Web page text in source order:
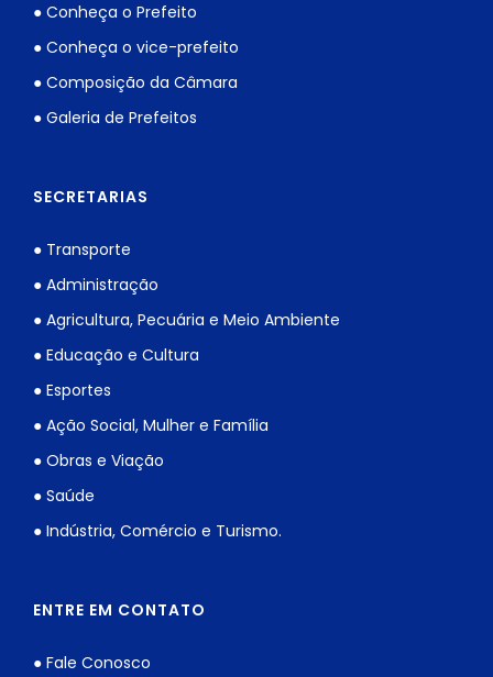
● Conheça o Prefeito
● Conheça o vice-prefeito
● Composição da Câmara
● Galeria de Prefeitos
SECRETARIAS
● Transporte
● Administração
● Agricultura, Pecuária e Meio Ambiente
● Educação e Cultura
● Esportes
● Ação Social, Mulher e Família
● Obras e Viação
● Saúde
● Indústria, Comércio e Turismo.
ENTRE EM CONTATO
● Fale Conosco